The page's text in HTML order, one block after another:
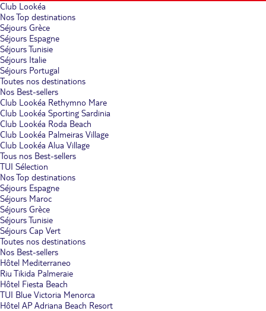
Club Lookéa
Nos Top destinations
Séjours Grèce
Séjours Espagne
Séjours Tunisie
Séjours Italie
Séjours Portugal
Toutes nos destinations
Nos Best-sellers
Club Lookéa Rethymno Mare
Club Lookéa Sporting Sardinia
Club Lookéa Roda Beach
Club Lookéa Palmeiras Village
Club Lookéa Alua Village
Tous nos Best-sellers
TUI Sélection
Nos Top destinations
Séjours Espagne
Séjours Maroc
Séjours Grèce
Séjours Tunisie
Séjours Cap Vert
Toutes nos destinations
Nos Best-sellers
Hôtel Mediterraneo
Riu Tikida Palmeraie
Hôtel Fiesta Beach
TUI Blue Victoria Menorca
Hôtel AP Adriana Beach Resort